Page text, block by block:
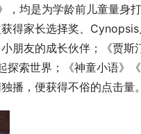
，均是为学龄前儿童量身
得家长选择奖、
朋友的成长伙伴；《贾斯
索世界；《神童小语》
播，便获得不俗的点击量。